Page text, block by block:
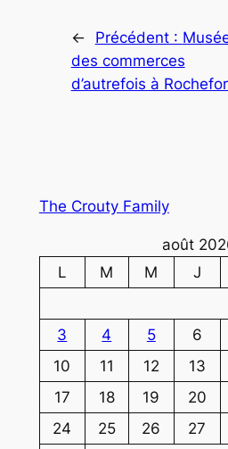
← Précédent :
des commerces
d’autrefois à
The Crouty Family
août
L
M M J
3
4 5 6
10
11 12 13
17
18 19 20
24
25 26 27